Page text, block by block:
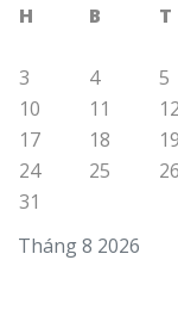
Tháng 8 2026
H B T
3
4 5
10
11 12
17
18 19
24
25 26
31